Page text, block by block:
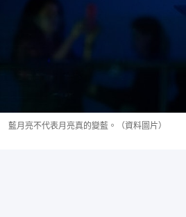
藍月亮不代表月亮真的變藍。（資料圖片）